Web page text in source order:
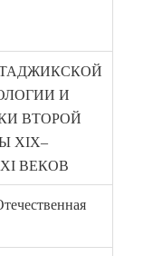
И
ВТОРОЙ
ХIХ–
ВЕКОВ